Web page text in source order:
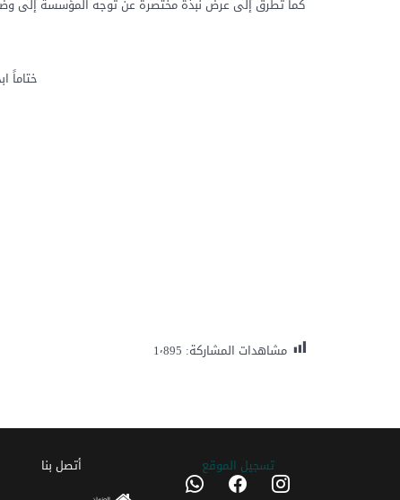
كما تطرق إلى عرض نبذة مختصرة عن توجه المؤسسة إلى وضع
ختاماً
مشاهدات المشاركة: 1٬895
تسجیل الموقعinstagram
facebook
whatsapp أتصل بنا